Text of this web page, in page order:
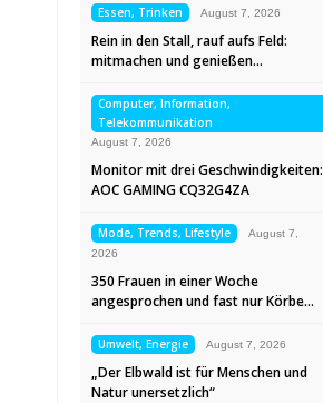
Essen, Trinken August 7, 2026
Rein in den Stall, rauf aufs Feld:
mitmachen und genießen…
Computer, Information,
Telekommunikation
August 7, 2026
Monitor mit drei Geschwindigkeiten:
AOC GAMING CQ32G4ZA
Mode, Trends, Lifestyle
August 7,
2026
350 Frauen in einer Woche
angesprochen und fast nur Körbe…
Umwelt, Energie August 7, 2026
„Der Elbwald ist für Menschen und
Natur unersetzlich“